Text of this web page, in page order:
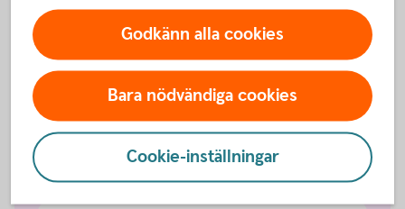
Investera i värdepapper
Optioner och terminer
Godkänn alla cookies
Bara nödvändiga cookies
Cookie-inställningar